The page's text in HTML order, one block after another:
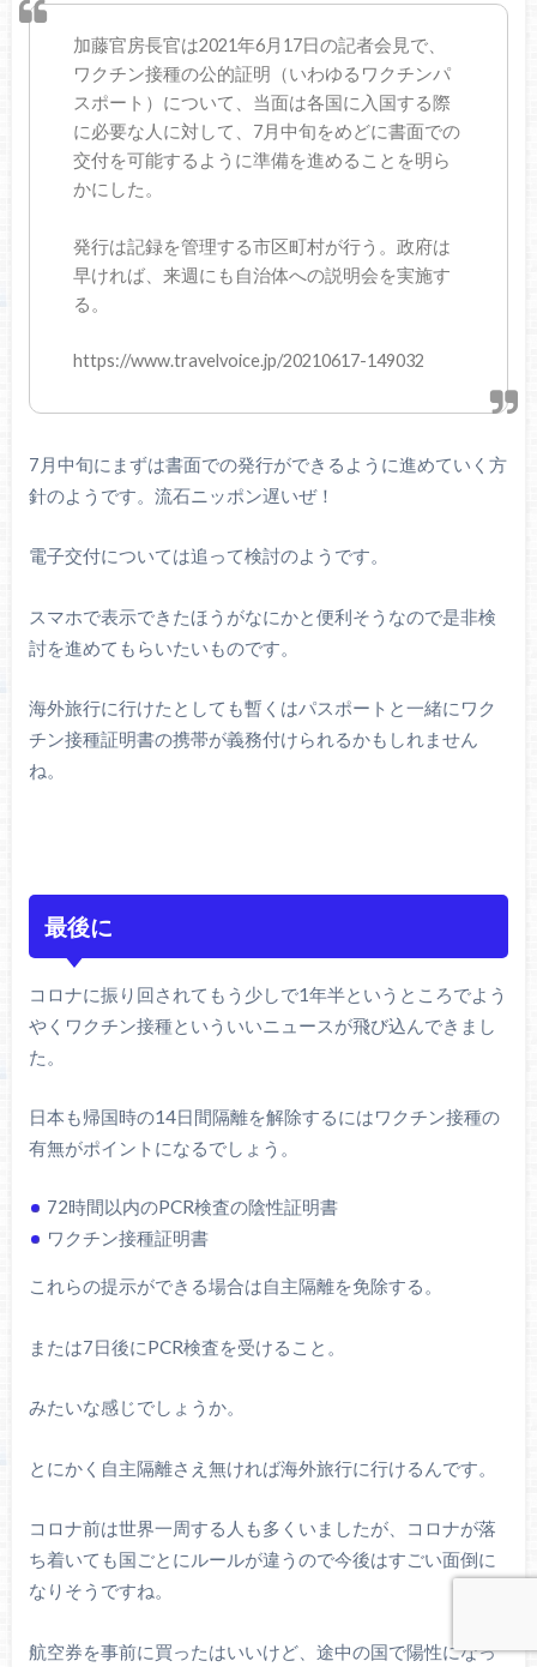
加藤官房長官は2021年6月17日の記者会見で、
ワクチン接種の公的証明（いわゆるワクチンパ
スポート）について、当面は各国に入国する際
に必要な人に対して、7月中旬をめどに書面での
交付を可能するように準備を進めることを明ら
かにした。
発行は記録を管理する市区町村が行う。政府は
早ければ、来週にも自治体への説明会を実施す
る。
https://www.travelvoice.jp/20210617-149032
7月中旬にまずは書面での発行ができるように進めていく方
針のようです。流石ニッポン遅いぜ！
電子交付については追って検討のようです。
スマホで表示できたほうがなにかと便利そうなので是非検
討を進めてもらいたいものです。
海外旅行に行けたとしても暫くはパスポートと一緒にワク
チン接種証明書の携帯が義務付けられるかもしれません
ね。
最後に
コロナに振り回されてもう少しで1年半というところでよう
やくワクチン接種といういいニュースが飛び込んできまし
た。
日本も帰国時の14日間隔離を解除するにはワクチン接種の
有無がポイントになるでしょう。
72時間以内のPCR検査の陰性証明書
ワクチン接種証明書
これらの提示ができる場合は自主隔離を免除する。
または7日後にPCR検査を受けること。
みたいな感じでしょうか。
とにかく自主隔離さえ無ければ海外旅行に行けるんです。
コロナ前は世界一周する人も多くいましたが、コロナが落
ち着いても国ごとにルールが違うので今後はすごい面倒に
なりそうですね。
航空券を事前に買ったはいいけど、途中の国で陽性になっ